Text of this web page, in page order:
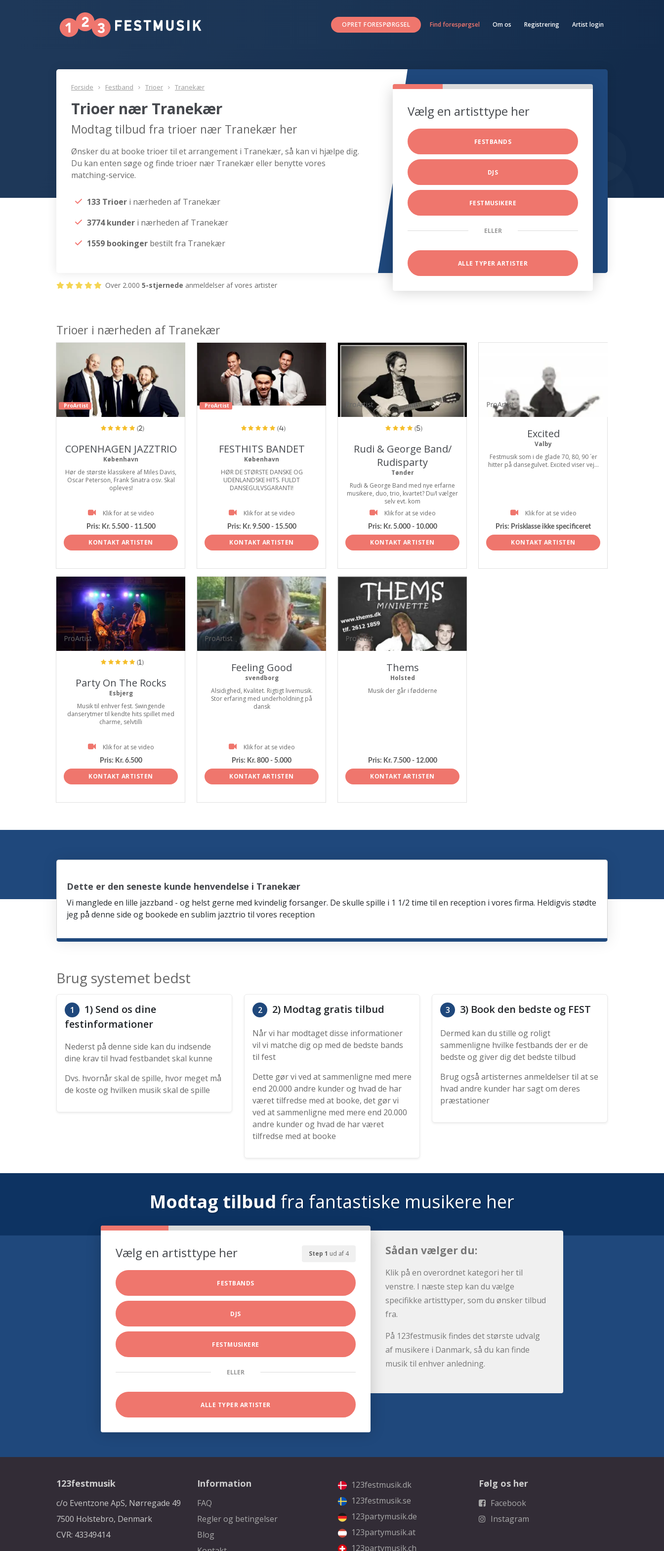
OPRET FORESPØRGSEL Find forespørgsel Om os Registrering Artist login
Forside Festband Trioer Tranekær
Trioer nær Tranekær
Modtag tilbud fra trioer nær Tranekær her
Ønsker du at booke trioer til et arrangement i Tranekær, så kan vi hjælpe dig.
Du kan enten søge og finde trioer nær Tranekær eller benytte vores
matching-service.
133 Trioer i nærheden af Tranekær
3774 kunder i nærheden af Tranekær
1559 bookinger bestilt fra Tranekær
Vælg en artisttype her
FESTBANDS
DJS
FESTMUSIKERE
ELLER
ALLE TYPER ARTISTER
Over 2.000 5-stjernede anmeldelser af vores artister
Trioer i nærheden af Tranekær
ProArtist
(2)
COPENHAGEN JAZZTRIO
København
Hør de største klassikere af Miles Davis,
Oscar Peterson, Frank Sinatra osv. Skal
opleves!
Klik for at se video
Pris: Kr. 5.500 - 11.500
KONTAKT ARTISTEN
ProArtist
(4)
FESTHITS BANDET
København
HØR DE STØRSTE DANSKE OG
UDENLANDSKE HITS. FULDT
DANSEGULVSGARANTI!
Klik for at se video
Pris: Kr. 9.500 - 15.500
KONTAKT ARTISTEN
ProArtist
(5)
Rudi & George Band/
Rudisparty
Tønder
Rudi & George Band med nye erfarne
musikere, duo, trio, kvartet? Du/I vælger
selv evt. kom
Klik for at se video
Pris: Kr. 5.000 - 10.000
KONTAKT ARTISTEN
ProArtist
Excited
Valby
Festmusik som i de glade 70, 80, 90 ´er
hitter på dansegulvet. Excited viser vej...
Klik for at se video
Pris: Prisklasse ikke specificeret
KONTAKT ARTISTEN
ProArtist
(1)
Party On The Rocks
Esbjerg
Musik til enhver fest. Swingende
danserytmer til kendte hits spillet med
charme, selvtilli
Klik for at se video
Pris: Kr. 6.500
KONTAKT ARTISTEN
ProArtist
Feeling Good
svendborg
Alsidighed, Kvalitet. Rigtigt livemusik.
Stor erfaring med underholdning på
dansk
Klik for at se video
Pris: Kr. 800 - 5.000
KONTAKT ARTISTEN
ProArtist
Thems
Holsted
Musik der går i fødderne
Pris: Kr. 7.500 - 12.000
KONTAKT ARTISTEN
Dette er den seneste kunde henvendelse i Tranekær
Vi manglede en lille jazzband - og helst gerne med kvindelig forsanger. De skulle spille i 1 1/2 time til en reception i vores firma. Heldigvis stødte
jeg på denne side og bookede en sublim jazztrio til vores reception
Brug systemet bedst
1
1) Send os dine
festinformationer
Nederst på denne side kan du indsende
dine krav til hvad festbandet skal kunne
Dvs. hvornår skal de spille, hvor meget må
de koste og hvilken musik skal de spille
2 2) Modtag gratis tilbud
Når vi har modtaget disse informationer
vil vi matche dig op med de bedste bands
til fest
Dette gør vi ved at sammenligne med mere
end 20.000 andre kunder og hvad de har
været tilfredse med at booke, det gør vi
ved at sammenligne med mere end 20.000
andre kunder og hvad de har været
tilfredse med at booke
3 3) Book den bedste og FEST
Dermed kan du stille og roligt
sammenligne hvilke festbands der er de
bedste og giver dig det bedste tilbud
Brug også artisternes anmeldelser til at se
hvad andre kunder har sagt om deres
præstationer
Modtag tilbud fra fantastiske musikere her
Step 1 ud af 4
Vælg en artisttype her
FESTBANDS
DJS
FESTMUSIKERE
ELLER
ALLE TYPER ARTISTER
Sådan vælger du:
Klik på en overordnet kategori her til
venstre. I næste step kan du vælge
specifikke artisttyper, som du ønsker tilbud
fra.
På 123festmusik findes det største udvalg
af musikere i Danmark, så du kan finde
musik til enhver anledning.
123festmusik
c/o Eventzone ApS, Nørregade 49
7500 Holstebro, Denmark
CVR: 43349414
Information
FAQ
Regler og betingelser
Blog
123festmusik.dk
123festmusik.se
123partymusik.de
123partymusik.at
123partymusik.ch
Følg os her
Facebook
Instagram